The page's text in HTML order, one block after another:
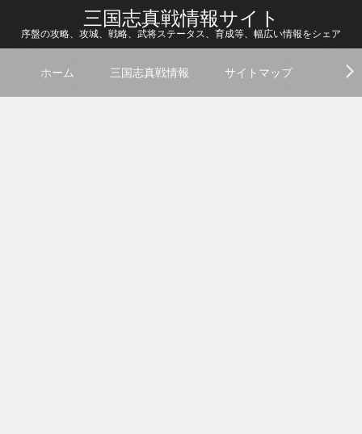
三国志真戦情報サイト
序盤の攻略、攻城、戦略、武将ステータス、育成等、幅広い情報をシェア
ホーム 三国志真戦情報 サイトマップ